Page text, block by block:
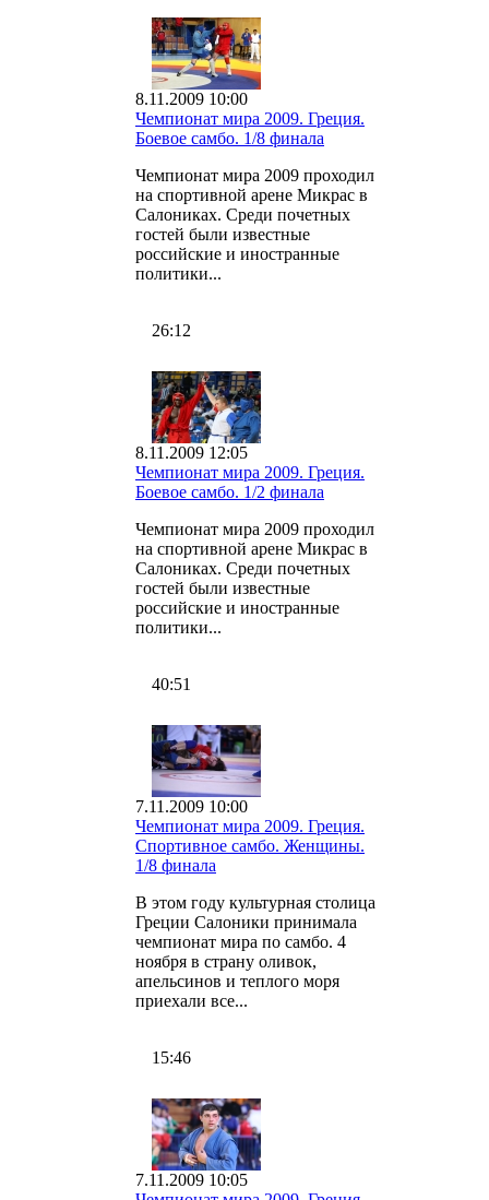
8.11.2009 10:00
Чемпионат мира 2009. Греция.
Боевое самбо. 1/8 финала
Чемпионат мира 2009 проходил
на спортивной арене Микрас в
Салониках. Среди почетных
гостей были известные
российские и иностранные
политики...
26:12
8.11.2009 12:05
Чемпионат мира 2009. Греция.
Боевое самбо. 1/2 финала
Чемпионат мира 2009 проходил
на спортивной арене Микрас в
Салониках. Среди почетных
гостей были известные
российские и иностранные
политики...
40:51
7.11.2009 10:00
Чемпионат мира 2009. Греция.
Спортивное самбо. Женщины.
1/8 финала
В этом году культурная столица
Греции Салоники принимала
чемпионат мира по самбо. 4
ноября в страну оливок,
апельсинов и теплого моря
приехали все...
15:46
7.11.2009 10:05